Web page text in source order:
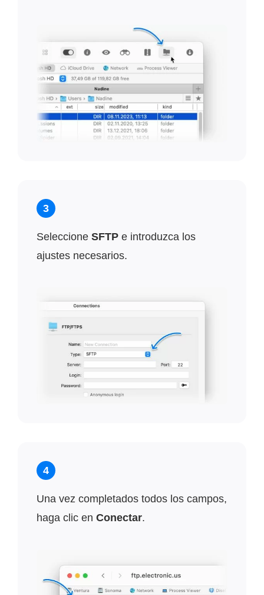
3
Seleccione SFTP e introduzca los
ajustes necesarios.
4
Una vez completados todos los campos,
haga clic en Conectar.